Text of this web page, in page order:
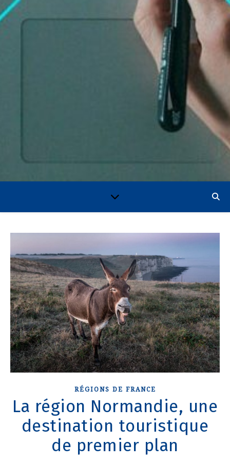
RÉGIONS DE FRANCE
La région Normandie, une
destination touristique
de premier plan